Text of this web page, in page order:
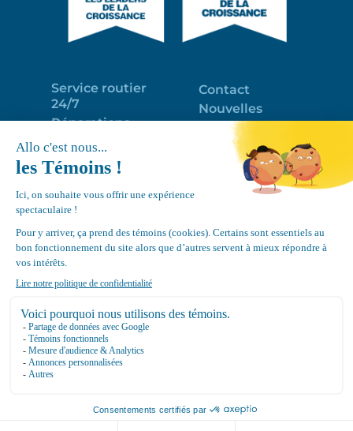
Service routier
24/7
Réparations
Programme
d’entretien
Déneigement
de toits
Équipements
Contact
Nouvelles
Portail clients
Emploi
Politique de
Google
4.7
Location Canvec © All Rights Reserved 2025.